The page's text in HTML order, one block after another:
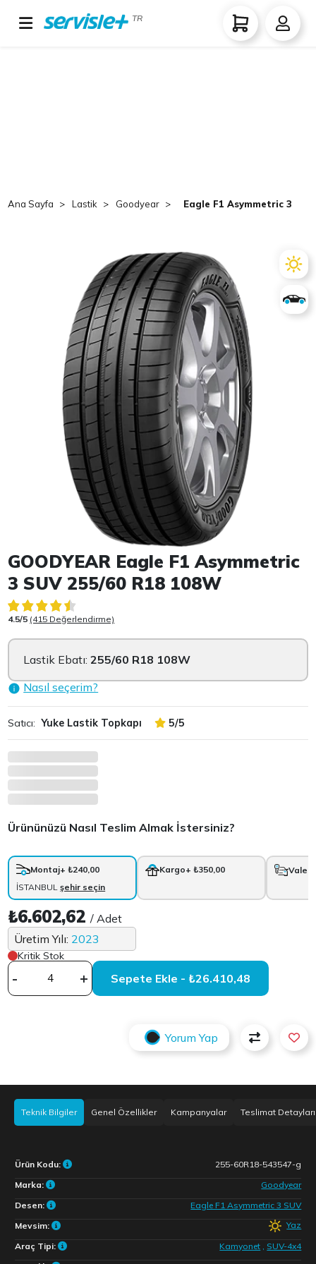
TR
Ana Sayfa Lastik Goodyear Eagle F1 Asymmetric 3
Item 1 of 1
GOODYEAR Eagle F1 Asymmetric
3 SUV 255/60 R18 108W
4.5/5 (415 Değerlendirme)
Lastik Ebatı:255/60 R18 108W
Nasıl seçerim?
Satıcı: Yuke Lastik Topkapı 5/5
Ürününüzü Nasıl Teslim Almak İstersiniz?
Montaj+ ₺240,00
İSTANBULşehir seçin
Kargo+ ₺350,00 Vale
₺6.602,62/ Adet
Üretim Yılı: 2023
Kritik Stok
- + Sepete Ekle - ₺26.410,48
Yorum Yap
Teknik Bilgiler Genel Özellikler Kampanyalar Teslimat Detayları
Ürün Kodu:
255-60R18-543547-g
Marka:
Goodyear
Desen:
Eagle F1 Asymmetric 3 SUV
Mevsim:
Yaz
Araç Tipi:
Kamyonet
SUV-4x4